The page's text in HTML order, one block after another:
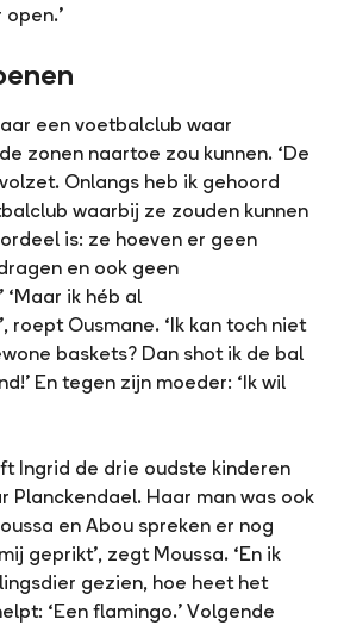
een voetbalclub waar
zonen naartoe zou kunnen. ‘De
Onlangs heb ik gehoord
waarbij ze zouden kunnen
is: ze hoeven er geen
en ook geen
‘Maar ik héb al
roept Ousmane. ‘Ik kan toch niet
baskets? Dan shot ik de bal
En tegen zijn moeder: ‘Ik wil
Ingrid de drie oudste kinderen
Planckendael. Haar man was ook
en Abou spreken er nog
geprikt’, zegt Moussa. ‘En ik
gezien, hoe heet het
‘Een flamingo.’ Volgende